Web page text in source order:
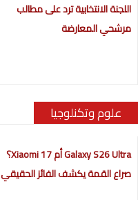
اللجنة الانتخابية ترد على مطالب
مرشحي المعارضة
علوم وتكنلوجيا
Galaxy S26 Ultra أم Xiaomi 17؟
صراع القمة يكشف الفائز الحقيقي